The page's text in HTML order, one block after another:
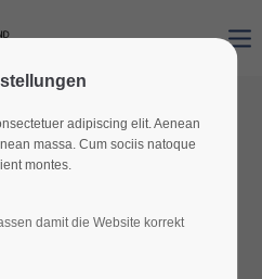
in
für
Pfalz
adipiscing elit. Aenean
massa. Cum sociis natoque
montes.
damit die Website korrekt